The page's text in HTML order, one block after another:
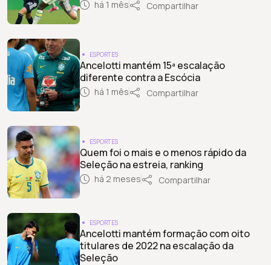
há 1 mês Compartilhar
ESPORTES
Ancelotti mantém 15ª escalação
diferente contra a Escócia
há 1 mês Compartilhar
ESPORTES
Quem foi o mais e o menos rápido da
Seleção na estreia, ranking
há 2 meses Compartilhar
ESPORTES
Ancelotti mantém formação com oito
titulares de 2022 na escalação da
Seleção